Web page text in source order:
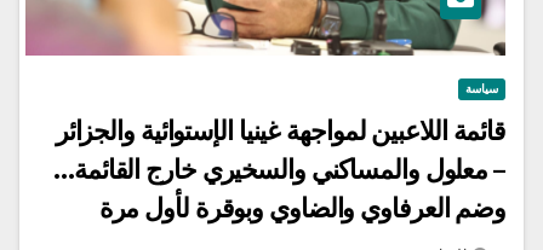
سياسة
قائمة اللاعبين لمواجهة غينيا الإستوائية والجزائر
– معلول والمساكني والسخيري خارج القائمة…
وضم العرفاوي والضاوي وبوقرة لأول مرة